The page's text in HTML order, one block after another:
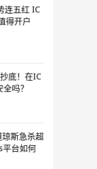
连五红 IC
得开户
底！在IC
吗？
斯急杀超
台如何